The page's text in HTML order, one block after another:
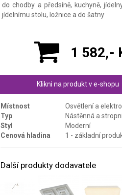
do chodby a předsíně, kuchyně,
jídelnímu stolu, ložnice a do šatny
1 582,-
Klikni na produkt v e-shopu
Místnost
Osvětlení a
Typ
Nástěnná a
Styl
Moderní
Cenová hladina
1 - základní
Další produkty dodavatele